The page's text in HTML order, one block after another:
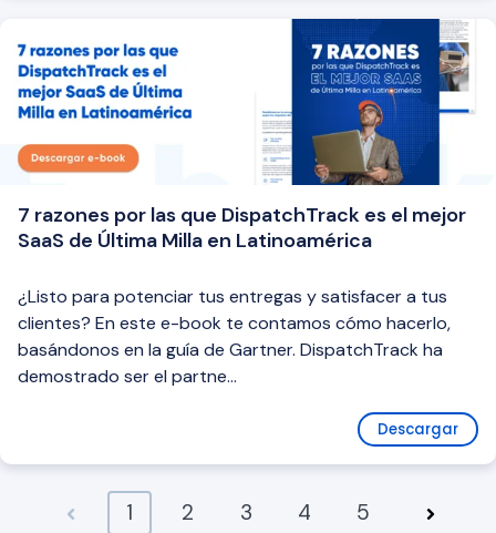
7 razones por las que DispatchTrack es el mejor
SaaS de Última Milla en Latinoamérica
¿Listo para potenciar tus entregas y satisfacer a tus
clientes? En este e-book te contamos cómo hacerlo,
basándonos en la guía de Gartner. DispatchTrack ha
demostrado ser el partne...
Descargar
1 2 3 4 5